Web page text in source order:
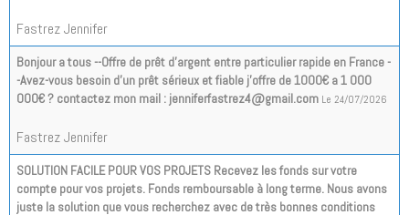
Fastrez Jennifer
Bonjour a tous --Offre de prêt d'argent entre particulier rapide en France -
-Avez-vous besoin d'un prêt sérieux et fiable j'offre de 1000€ a 1 000
000€ ? contactez mon mail : jenniferfastrez4@gmail.com Le 24/07/2026
Fastrez Jennifer
SOLUTION FACILE POUR VOS PROJETS Recevez les fonds sur votre
compte pour vos projets. Fonds remboursable à long terme. Nous avons
juste la solution que vous recherchez avec de très bonnes conditions